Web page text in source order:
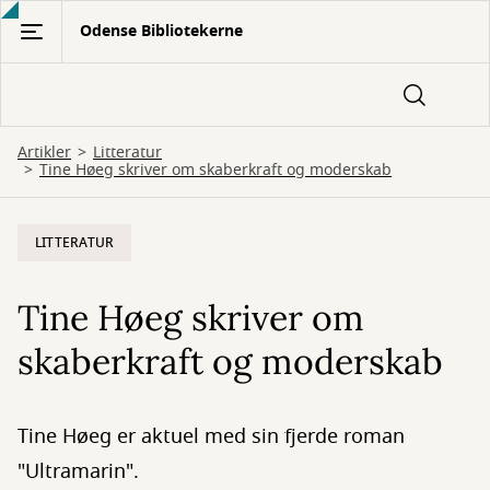
Gå
hovedindhold
Odense Bibliotekerne
Artikler Litteratur
Tine Høeg skriver om skaberkraft og moderskab
LITTERATUR
Tine Høeg skriver om
skaberkraft og moderskab
Tine Høeg er aktuel med sin fjerde roman
"Ultramarin".